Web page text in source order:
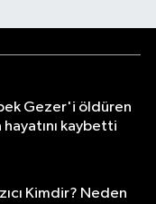
Gezer'i öldüren
kaybetti
Kimdir? Neden